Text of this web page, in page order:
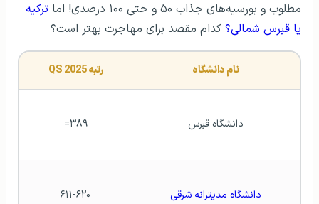
مطلوب و بورسیه‌های جذاب ۵۰ و حتی ۱۰۰ درصدی! اما
ترکیه
یا قبرس شمالی؟ کدام مقصد برای مهاجرت بهتر است؟
نام دانشگاه رتبه QS 2025
دانشگاه قبرس ۳۸۹=
دانشگاه مدیترانه شرقی ۶۱۱-۶۲۰